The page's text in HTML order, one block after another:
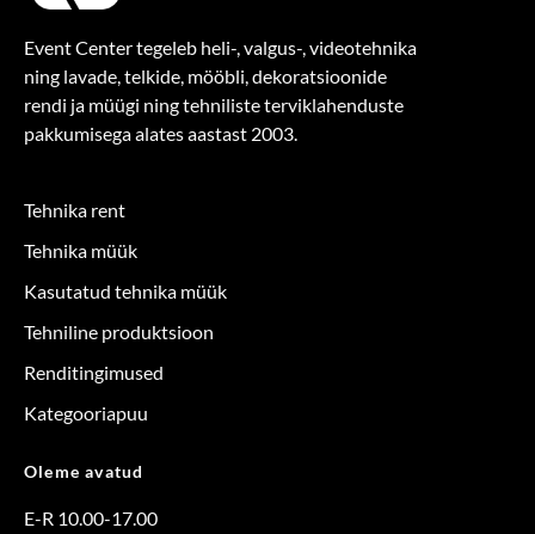
Event Center tegeleb heli-, valgus-, videotehnika
ning lavade, telkide, mööbli, dekoratsioonide
rendi ja müügi ning tehniliste terviklahenduste
pakkumisega alates aastast 2003.
Tehnika rent
Tehnika müük
Kasutatud tehnika müük
Tehniline produktsioon
Renditingimused
Kategooriapuu
Oleme avatud
E-R 10.00-17.00